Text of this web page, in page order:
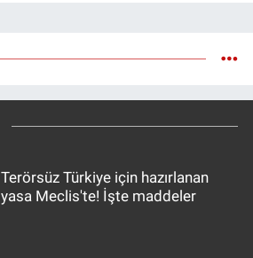
Terörsüz Türkiye için hazırlanan
yasa Meclis'te! İşte maddeler